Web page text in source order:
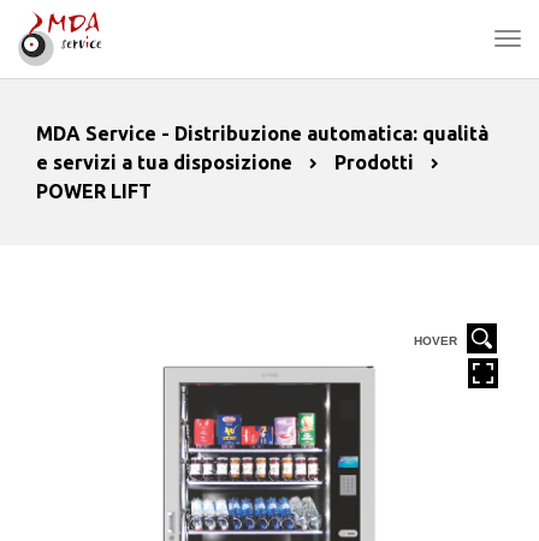
MDA Service - Distribuzione automatica: qualità
e servizi a tua disposizione
Prodotti
POWER LIFT
HOVER